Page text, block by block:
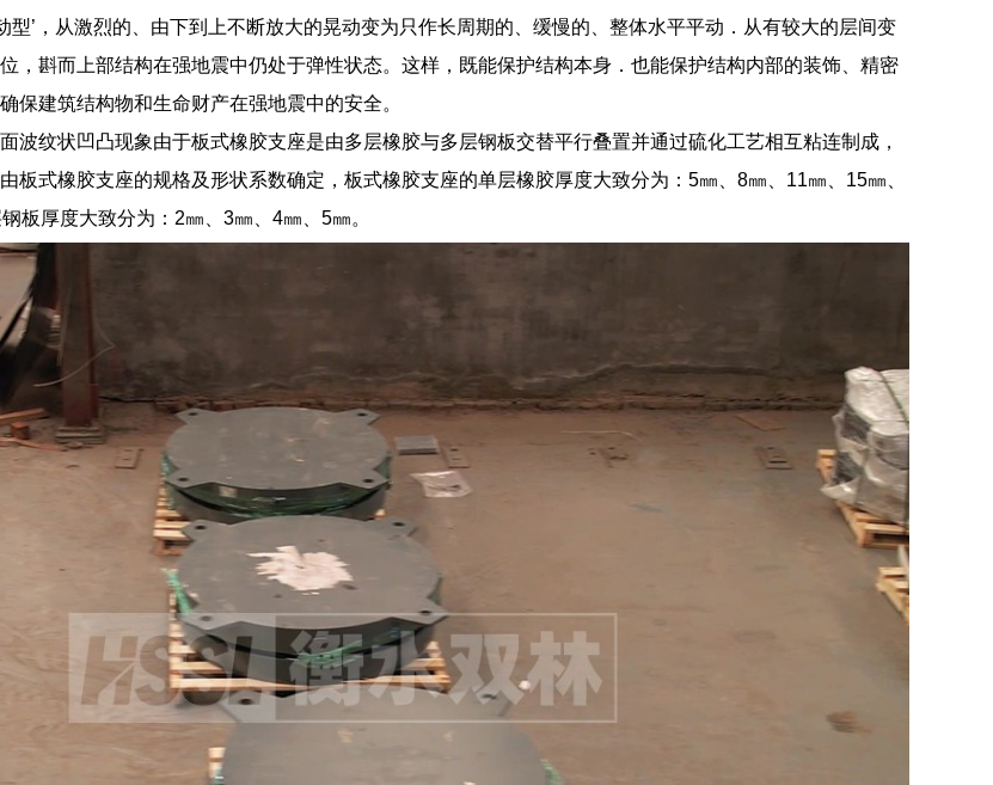
型’，从激烈的、由下到上不断放大的晃动变为只作长周期的、缓慢的、整体水平平动．从有较大的层间变
，斟而上部结构在强地震中仍处于弹性状态。这样，既能保护结构本身．也能保护结构内部的装饰、精密
保建筑结构物和生命财产在强地震中的安全。
波纹状凹凸现象由于板式橡胶支座是由多层橡胶与多层钢板交替平行叠置并通过硫化工艺相互粘连制成，
板式橡胶支座的规格及形状系数确定，板式橡胶支座的单层橡胶厚度大致分为：5㎜、8㎜、11㎜、15㎜、
板厚度大致分为：2㎜、3㎜、4㎜、5㎜。